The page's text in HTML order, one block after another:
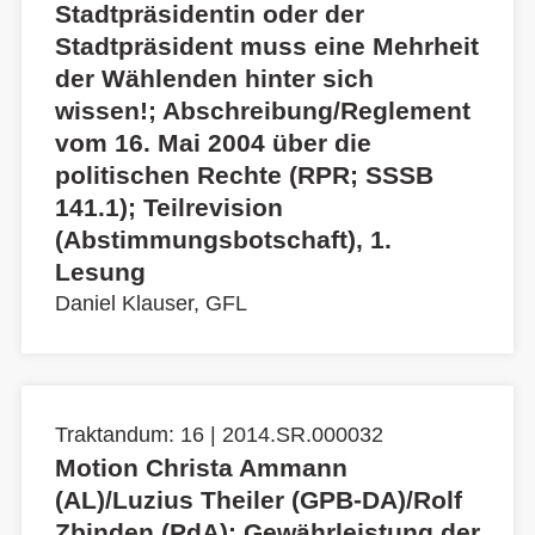
Stadtpräsidentin oder der
Stadtpräsident muss eine Mehrheit
der Wählenden hinter sich
wissen!; Abschreibung/Reglement
vom 16. Mai 2004 über die
politischen Rechte (RPR; SSSB
141.1); Teilrevision
(Abstimmungsbotschaft), 1.
Lesung
Daniel Klauser, GFL
Traktandum: 16 | 2014.SR.000032
Motion Christa Ammann
(AL)/Luzius Theiler (GPB-DA)/Rolf